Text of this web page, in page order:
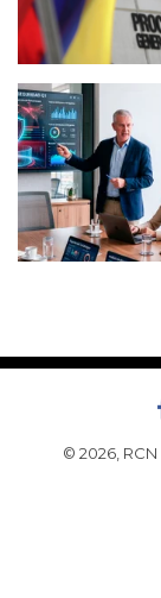
© 2026,